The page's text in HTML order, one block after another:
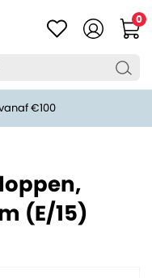
0
€100
(E/15)